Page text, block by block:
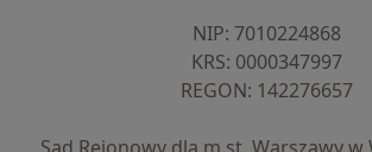
NIP: ⁠7010224868
KRS: ⁠0000347997
REGON: ⁠142276657